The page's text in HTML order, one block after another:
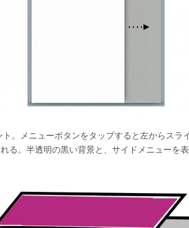
ト。メニューボタンをタップすると左からスラ
る。半透明の黒い背景と、サイドメニューを表